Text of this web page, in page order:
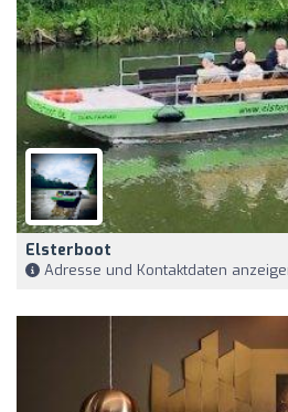
Elsterboot
Adresse und Kontaktdaten